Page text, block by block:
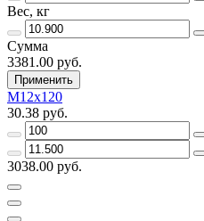
Вес, кг
Сумма
3381.00 руб.
Применить
М12х120
30.38 руб.
3038.00 руб.